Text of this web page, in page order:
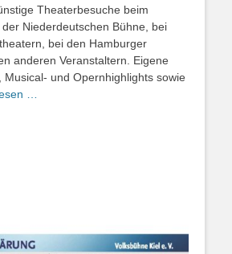
Theaterbesuche beim
Niederdeutschen Bühne, bei
bei den Hamburger
anderen Veranstaltern. Eigene
Musical- und Opernhighlights sowie
…